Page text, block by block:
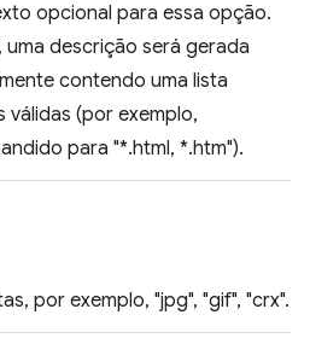
opcional para essa opção.
descrição será gerada
contendo uma lista
válidas (por exemplo,
para "*.html, *.htm").
por exemplo, "jpg", "gif", "crx".